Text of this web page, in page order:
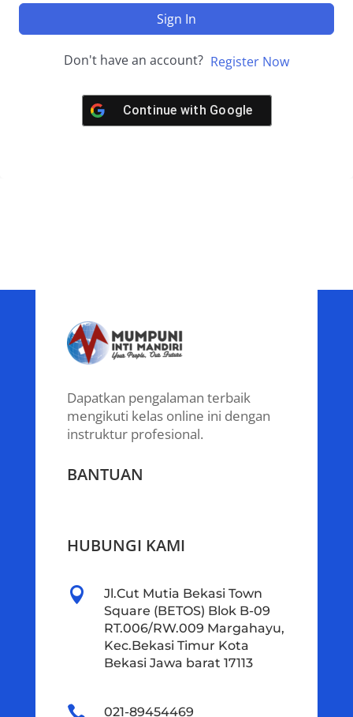
Sign In
Don't have an account? Register Now
Continue with Google
Dapatkan pengalaman terbaik
mengikuti kelas online ini dengan
instruktur profesional.
BANTUAN
HUBUNGI KAMI

Jl.Cut Mutia Bekasi Town
Square (BETOS) Blok B-09
RT.006/RW.009 Margahayu,
Kec.Bekasi Timur Kota
Bekasi Jawa barat 17113
 021-89454469